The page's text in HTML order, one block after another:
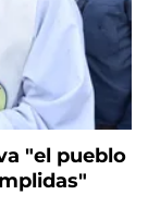
"el pueblo